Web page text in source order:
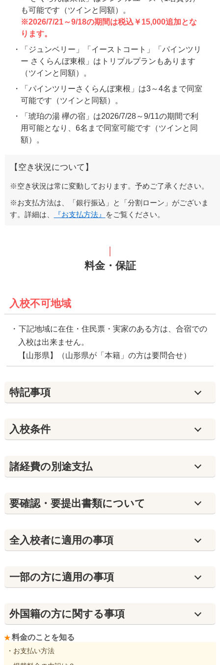
も可能です（ツインと同額）。
※2026/7/21～9/18の期間は税込￥15,000追加とな
ります。
「ジュンベリー」「イーストコート」「パインツリ
ー さくらんぼ東根」はトリプルプランもあります
（ツインと同額）。
「パインツリーさくらんぼ東根」は3～4名まで同室
可能です（ツインと同額）。
「琥珀の湯 欅の宿」は2026/7/28～9/11の期間で利
用可能となり、6名まで同室可能です（ツインと同
額）。
【空き状況について】
※空き状況は常に変動しております。予めご了承ください。
※お支払方法は、「銀行振込」と「分割ローン」がございま
す。詳細は、
『お支払方法』 をご覧ください。
料金・保証
入校不可地域
下記地域に在住・住民票・実家のある方は、合宿での
入校は出来ません。
【山形県】（山形県が「本籍」の方は要問合せ）
特記事項
入校条件
諸経費の別途支払
要確認・要提出書類について
全入校者に適用の事項
⼀部の方に適用の事項
外国籍の方に関する事項
料金のことを知る
・お支払い方法